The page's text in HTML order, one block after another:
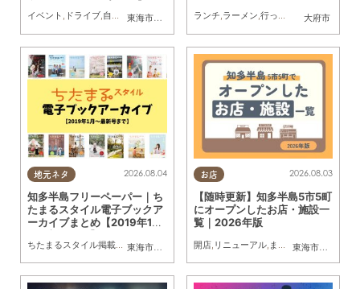
東海市
, 大府市 東浦町,半田市,美浜町
(土)・9(日)】
イベント , ドライブ,自然 まちネタ 季節ネタ,親子,家族 大府市
ランチ,ラーメン,行ってみたレポ ,おひと
地元ネタ
東海市
, 大府市 知多市, 東浦町,阿久比町 ,半田市,常滑市
2026.08.04
知多半島フリーペーパー｜ち
たまるスタイル電子ブックア
ーカイブまとめ【2019年1月
ちたまるスタイル掲載店 まとめ記事
お店
東海市大府市
2026.08.03
【随時更新】知多半島5市5町
にオープンしたお店・施設一
覧｜2026年版
開店, リニューアル, まちネタ